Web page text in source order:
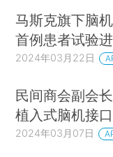
马斯克旗下脑
首例患者试验
2024年03月22日
民间商会副会
植入式脑机接
2024年03月07日